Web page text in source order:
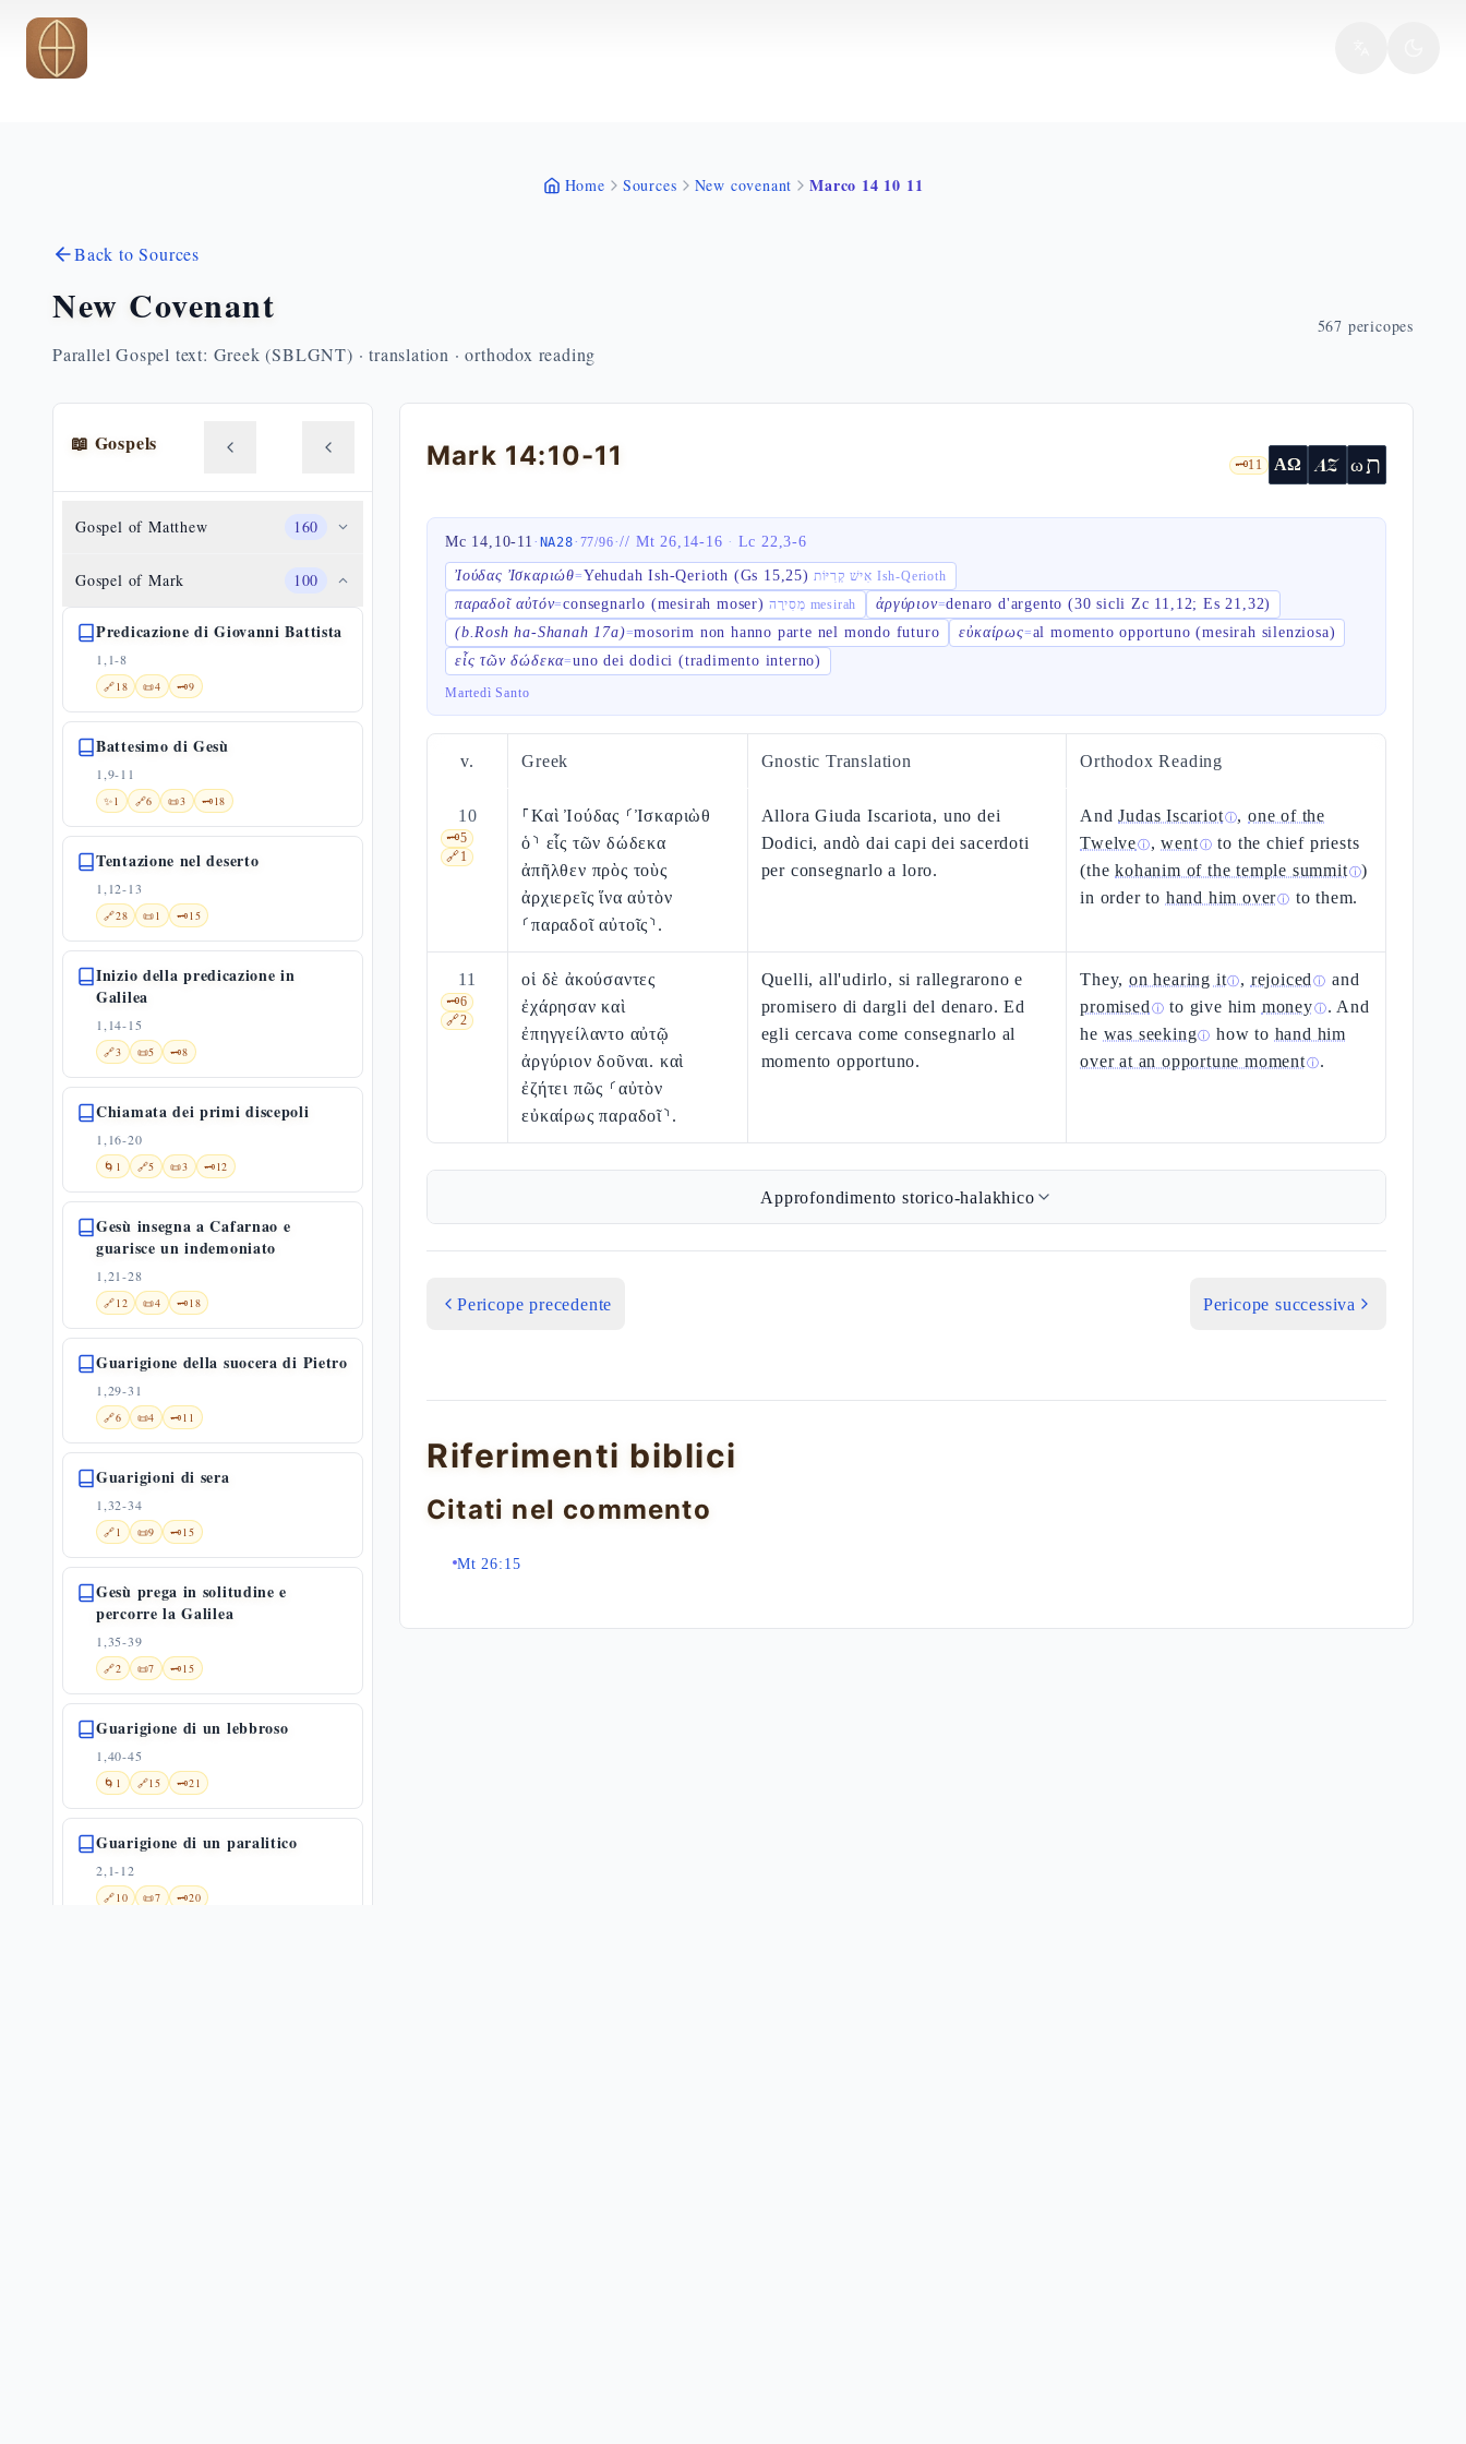
Skip to main content
Home Sources New covenant Marco 14 10 11
Back to Sources
New Covenant
Parallel Gospel text: Greek (SBLGNT) · translation · orthodox reading
567 pericopes
📖 Gospels
Gospel of Matthew 160
Gospel of Mark 100
Predicazione di Giovanni Battista
1,1-8
🔗18 📜4 🗝️9
Battesimo di Gesù
1,9-11
✨1 🔗6 📜3 🗝️18
Tentazione nel deserto
1,12-13
🔗28 📜1 🗝️15
Inizio della predicazione in
Galilea
1,14-15
🔗3 📜5 🗝️8
Chiamata dei primi discepoli
1,16-20
🌀 1 🔗5 📜3 🗝️12
Gesù insegna a Cafarnao e
guarisce un indemoniato
1,21-28
🔗12 📜4 🗝️18
Guarigione della suocera di Pietro
1,29-31
🔗6 📜4 🗝️11
Guarigioni di sera
1,32-34
🔗1 📜9 🗝️15
Gesù prega in solitudine e
percorre la Galilea
1,35-39
🔗2 📜7 🗝️15
Guarigione di un lebbroso
1,40-45
🌀 1 🔗15 🗝️21
Guarigione di un paralitico
2,1-12
🔗10 📜7 🗝️20
Mark 14:10-11 🗝️11 ΑΩ AZ ωת
Mc 14,10-11 · NA28· 77/96·// Mt 26,14-16 · Lc 22,3-6
Ἰούδας Ἰσκαριώθ=Yehudah Ish-Qerioth (Gs 15,25) אִישׁ קְרִיּוֹת Ish-Qerioth
παραδοῖ αὐτόν=consegnarlo (mesirah moser) מְסִירָה mesirah ἀργύριον=denaro d'argento (30 sicli Zc 11,12; Es 21,32)
(b.Rosh ha-Shanah 17a)=mosorim non hanno parte nel mondo futuro εὐκαίρως=al momento opportuno (mesirah silenziosa)
εἷς τῶν δώδεκα=uno dei dodici (tradimento interno)
Martedì Santo
v. Greek Gnostic Translation Orthodox Reading
10
🗝️5
🔗1
⸀Καὶ Ἰούδας ⸂Ἰσκαριὼθ
ὁ⸃ εἷς τῶν δώδεκα
ἀπῆλθεν πρὸς τοὺς
ἀρχιερεῖς ἵνα αὐτὸν
⸂παραδοῖ αὐτοῖς⸃.
Allora Giuda Iscariota, uno dei
Dodici, andò dai capi dei sacerdoti
per consegnarlo a loro.
AndJudas Iscariotⓘ,one of the
Twelveⓘ,wentⓘ to the chief priests
(thekohanim of the temple summitⓘ)
in order to hand him overⓘ to them.
11
🗝️6
🔗2
οἱ δὲ ἀκούσαντες
ἐχάρησαν καὶ
ἐπηγγείλαντο αὐτῷ
ἀργύριον δοῦναι. καὶ
ἐζήτει πῶς ⸂αὐτὸν
εὐκαίρως παραδοῖ⸃.
Quelli, all'udirlo, si rallegrarono e
promisero di dargli del denaro. Ed
egli cercava come consegnarlo al
momento opportuno.
They,on hearing itⓘ, rejoiced ⓘ and
promised ⓘ to give him moneyⓘ. And
he was seekingⓘ how to hand him
over at an opportune momentⓘ.
Approfondimento storico-halakhico
Pericope precedente Pericope successiva
Riferimenti biblici
Citati nel commento
Mt 26:15